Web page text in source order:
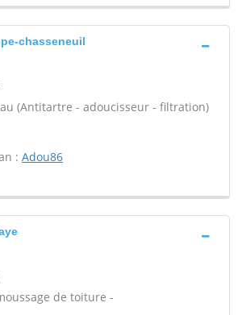
chasseneuil
(Antitartre - adoucisseur - filtration)
: Adou86
de toiture -